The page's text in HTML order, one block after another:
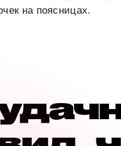
на поясницах.